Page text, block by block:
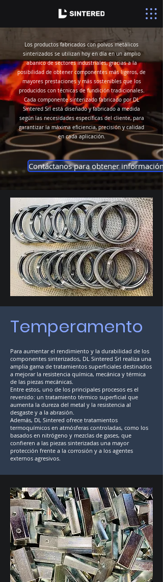
Los productos fabricados con polvos metálicos
sinterizados se utilizan hoy en día en un amplio
abanico de sectores industriales, gracias a la
posibilidad de obtener componentes más ligeros, de
mayores prestaciones y más sostenibles que los
producidos con técnicas de fundición tradicionales.
Cada componente sinterizado fabricado por DL
Sintered Srl está diseñado y fabricado a medida
según las necesidades específicas del cliente, para
garantizar la máxima eficiencia, precisión y calidad
en cada aplicación.
Contáctanos para obtener información
Temperamento
Para aumentar el rendimiento y la durabilidad de los
componentes sinterizados, DL Sintered Srl realiza una
amplia gama de tratamientos superficiales destinados
a mejorar la resistencia química, mecánica y térmica
de las piezas mecánicas.
Entre estos, uno de los principales procesos es el
revenido: un tratamiento térmico superficial que
aumenta la dureza del metal y la resistencia al
desgaste y a la abrasión.
Además, DL Sintered ofrece tratamientos
termoquímicos en atmósferas controladas, como los
basados en nitrógeno y mezclas de gases, que
confieren a las piezas sinterizadas una mayor
protección frente a la corrosión y a los agentes
externos agresivos.